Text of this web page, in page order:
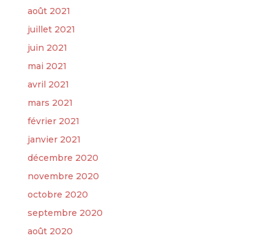
août 2021
juillet 2021
juin 2021
mai 2021
avril 2021
mars 2021
février 2021
janvier 2021
décembre 2020
novembre 2020
octobre 2020
septembre 2020
août 2020